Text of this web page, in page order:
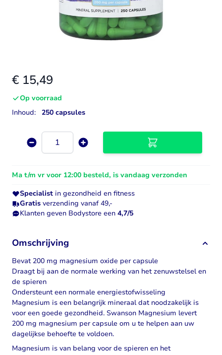
€ 15,49
Op voorraad
Inhoud:
250 capsules
Aantal
Ma t/m vr voor 12:00 besteld, is vandaag verzonden
Specialist in gezondheid en fitness
Gratis verzending vanaf 49,-
Klanten geven Bodystore een 4,7/5
Omschrijving
Bevat 200 mg magnesium oxide per capsule
Draagt bij aan de normale werking van het zenuwstelsel en
de spieren
Ondersteunt een normale energiestofwisseling
Magnesium is een belangrijk mineraal dat noodzakelijk is
voor een goede gezondheid. Swanson Magnesium levert
200 mg magnesium per capsule om u te helpen aan uw
dagelijkse behoefte te voldoen.
Magnesium is van belang voor de spieren en het